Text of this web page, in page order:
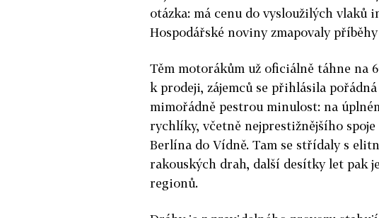
otázka: má cenu do vysloužilých vlaků
Hospodářské noviny zmapovaly
Těm motorákům už oficiálně táhne na
k prodeji, zájemců se přihlásila
mimořádně pestrou minulost: na
rychlíky, včetně nejprestižnějšího spoje
Berlína do Vídně. Tam se střídaly s
rakouských drah, další desítky let pak
regionů.